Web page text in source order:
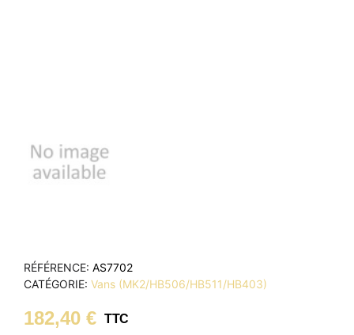
RÉFÉRENCE AS7702
CATÉGORIE Vans (MK2/HB506/HB511/HB403)
182,40 € TTC